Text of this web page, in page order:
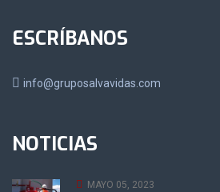
ESCRÍBANOS
info@gruposalvavidas.com
NOTICIAS
MAYO 05, 2023